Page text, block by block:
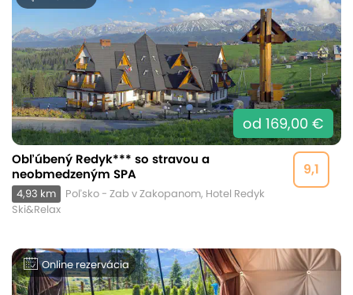
od 169,00 €
9,1
Obľúbený Redyk*** so stravou a
neobmedzeným SPA
4,93 km
Poľsko - Zab v Zakopanom, Hotel Redyk
Ski&Relax
Online rezervácia